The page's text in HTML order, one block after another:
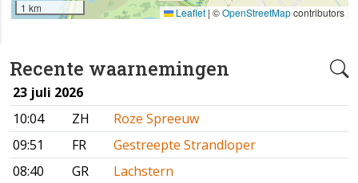
Recente waarnemingen
23 juli 2026
10:04
ZH
Roze Spreeuw
09:51
FR
Gestreepte Strandloper
08:40
GR
Lachstern
1 km Leaflet | ©OpenStreetMapcontributors